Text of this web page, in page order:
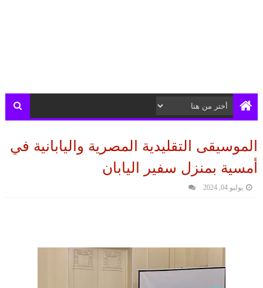
الموسيقى التقليدية المصرية واليابانية في
أمسية بمنزل سفير اليابان
يوليو 04, 2024